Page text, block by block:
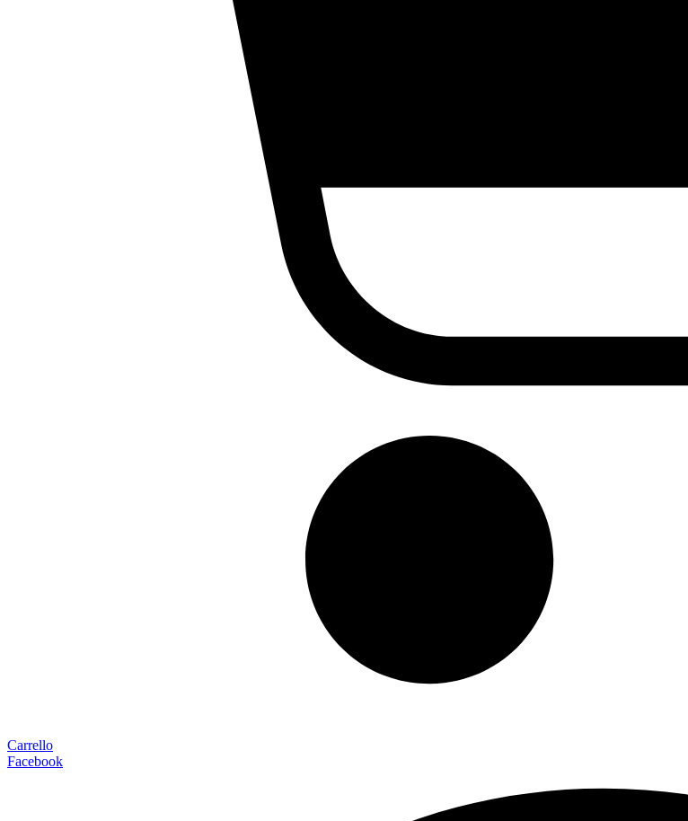
Carrello
Facebook